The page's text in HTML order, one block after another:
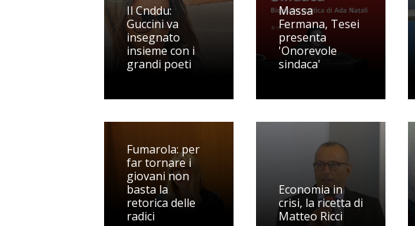
Il Cnddu:
Guccini va
insegnato
insieme con i
grandi poeti
Massa
Fermana, Tesei
presenta
'Onorevole
sindaca'
Fumarola: per
far tornare i
giovani non
basta la
retorica delle
radici
Economia in
crisi, la ricetta di
Matteo Ricci